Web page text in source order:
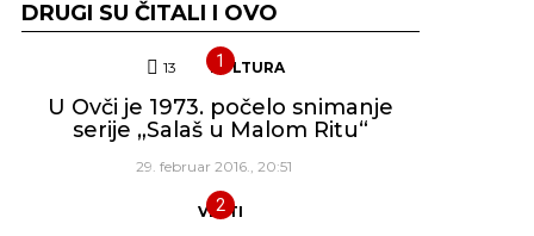
DRUGI SU ČITALI I OVO
13 Komentara
KULTURA
U Ovči je 1973. počelo snimanje
serije „Salaš u Malom Ritu“
29. februar 2016., 20:51
VESTI